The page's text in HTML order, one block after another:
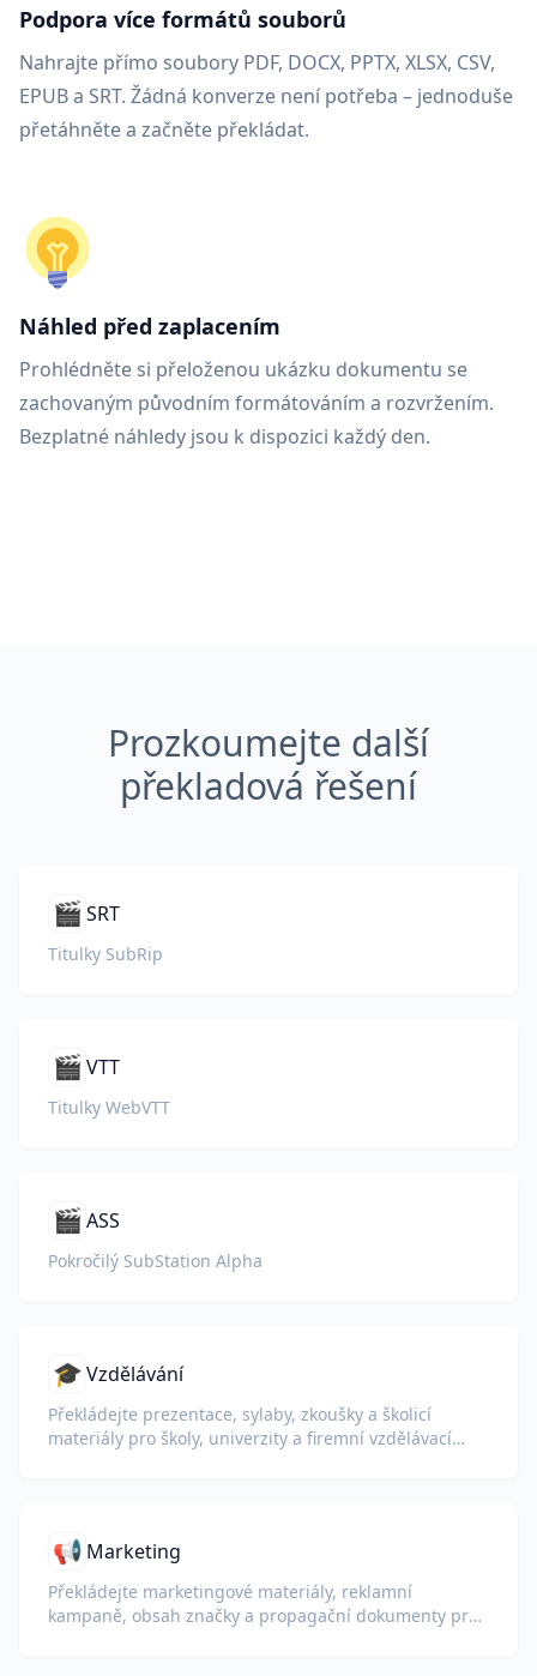
Podpora více formátů souborů
Nahrajte přímo soubory PDF, DOCX, PPTX, XLSX, CSV,
EPUB a SRT. Žádná konverze není potřeba – jednoduše
přetáhněte a začněte překládat.
Náhled před zaplacením
Prohlédněte si přeloženou ukázku dokumentu se
zachovaným původním formátováním a rozvržením.
Bezplatné náhledy jsou k dispozici každý den.
Prozkoumejte další
překladová řešení
🎬 SRT
Titulky SubRip
🎬 VTT
Titulky WebVTT
🎬 ASS
Pokročilý SubStation Alpha
🎓Vzdělávání
Překládejte prezentace, sylaby, zkoušky a školicí
materiály pro školy, univerzity a firemní vzdělávací
📢 Marketing
Překládejte marketingové materiály, reklamní
kampaně, obsah značky a propagační dokumenty pro